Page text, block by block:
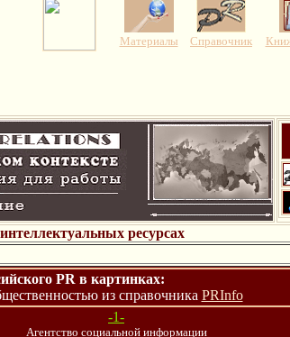
Материалы Справочник
ресурсах
PR в картинках:
из справочника PRInfo
-1-
Агентство социальной информации